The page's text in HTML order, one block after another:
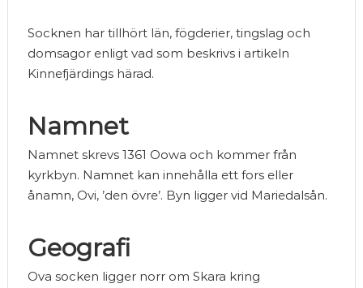
Socknen har tillhört län, fögderier, tingslag och
domsagor enligt vad som beskrivs i artikeln
Kinnefjärdings härad.
Namnet
Namnet skrevs 1361 Oowa och kommer från
kyrkbyn. Namnet kan innehålla ett fors eller
ånamn, Ovi, ’den övre’. Byn ligger vid Mariedalsån.
Geografi
Ova socken ligger norr om Skara kring